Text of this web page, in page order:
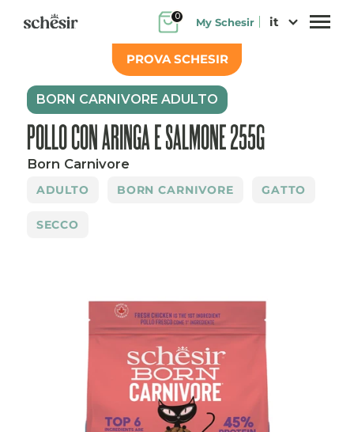
0 My Schesir it
PROVA SCHESIR
BORN CARNIVORE ADULTO
POLLO CON ARINGA E SALMONE 255G
Born Carnivore
ADULTO BORN CARNIVORE GATTO
SECCO